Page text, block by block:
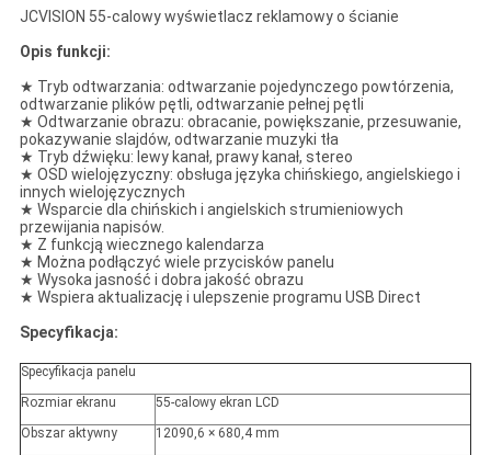
JCVISION 55-calowy wyświetlacz reklamowy o ścianie
Opis funkcji:
★ Tryb odtwarzania: odtwarzanie pojedynczego powtórzenia,
odtwarzanie plików pętli, odtwarzanie pełnej pętli
★ Odtwarzanie obrazu: obracanie, powiększanie, przesuwanie,
pokazywanie slajdów, odtwarzanie muzyki tła
★ Tryb dźwięku: lewy kanał, prawy kanał, stereo
★ OSD wielojęzyczny: obsługa języka chińskiego, angielskiego i
innych wielojęzycznych
★ Wsparcie dla chińskich i angielskich strumieniowych
przewijania napisów.
★ Z funkcją wiecznego kalendarza
★ Można podłączyć wiele przycisków panelu
★ Wysoka jasność i dobra jakość obrazu
★ Wspiera aktualizację i ulepszenie programu USB Direct
Specyfikacja:
Specyfikacja panelu
Rozmiar ekranu
55-calowy ekran LCD
Obszar aktywny
12090,6 × 680,4 mm